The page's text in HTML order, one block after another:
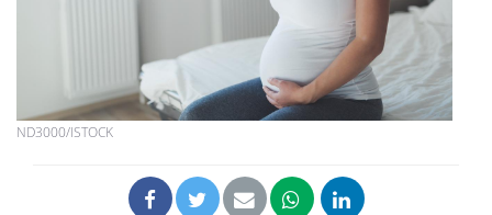
ND3000/ISTOCK